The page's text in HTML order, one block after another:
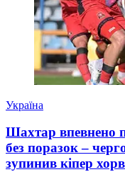
Україна
Шахтар впевнено
без поразок –
зупинив кіпер